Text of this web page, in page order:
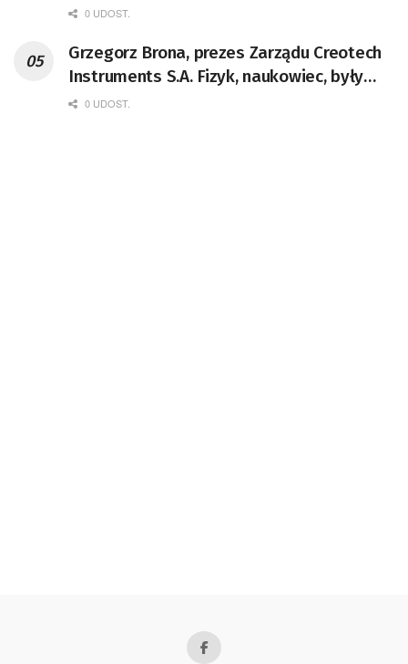
0 UDOST.
Grzegorz Brona, prezes Zarządu Creotech
Instruments S.A. Fizyk, naukowiec, były
pracownik CERN w Genewie,
0 UDOST.